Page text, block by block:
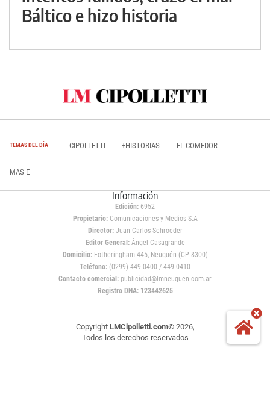
Báltico e hizo historia
TEMAS DEL DÍA CIPOLLETTI +HISTORIAS EL COMEDOR
MAS E
Información
Edición: 6952
Propietario:Comunicaciones y Medios S.A
Director: Juan Carlos Schroeder
Editor General:Ángel Casagrande
Domicilio:Fotheringham 445, Neuquén (CP 8300)
Teléfono: (0299) 449 0400 / 449 0410
Contacto comercial: publicidad@lmneuquen.com.ar
Registro DNA: 123442625
Copyright LMCipolletti.com© 2026,
Todos los derechos reservados